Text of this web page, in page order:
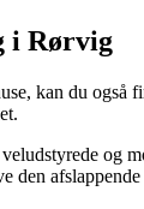
i Rørvig
kan du også
og
den